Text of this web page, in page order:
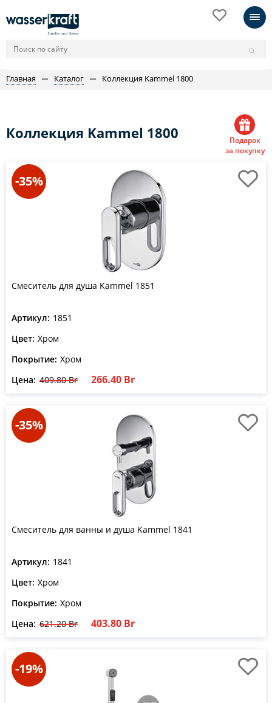
Главная Каталог Коллекция Kammel 1800
Коллекция Kammel 1800
Подарок
за покупку
-35%
Смеситель для душа Kammel 1851
Артикул: 1851
Цвет: Хром
Покрытие: Хром
Цена: 409.80 Br 266.40 Br
-35%
Смеситель для ванны и душа Kammel 1841
Артикул: 1841
Цвет: Хром
Покрытие: Хром
Цена: 621.20 Br 403.80 Br
-19%